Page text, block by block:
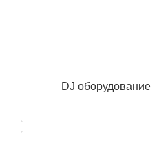
DJ оборудование